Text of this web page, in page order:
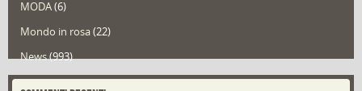
MODA(6)
Mondo in rosa(22)
News(993)
Portfolio(1)